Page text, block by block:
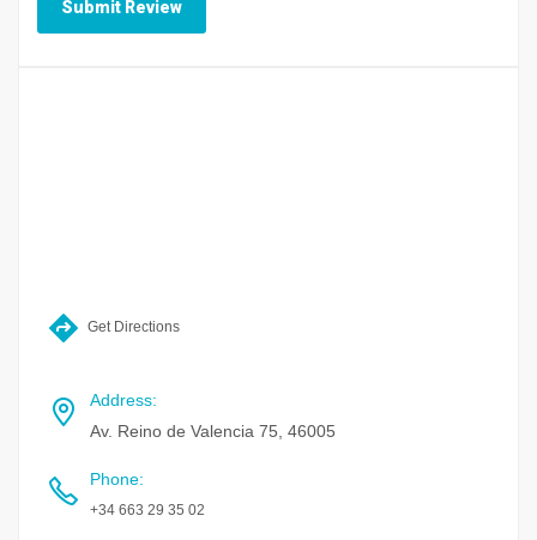
Get Directions
Address:
Av. Reino de Valencia 75, 46005
Phone:
+34 663 29 35 02